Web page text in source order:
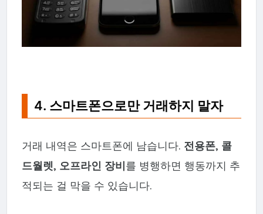
4. 스마트폰으로만 거래하지 말자
거래 내역은 스마트폰에 남습니다. 전용폰, 콜
드월렛, 오프라인 장비를 병행하면 행동까지 추
적되는 걸 막을 수 있습니다.